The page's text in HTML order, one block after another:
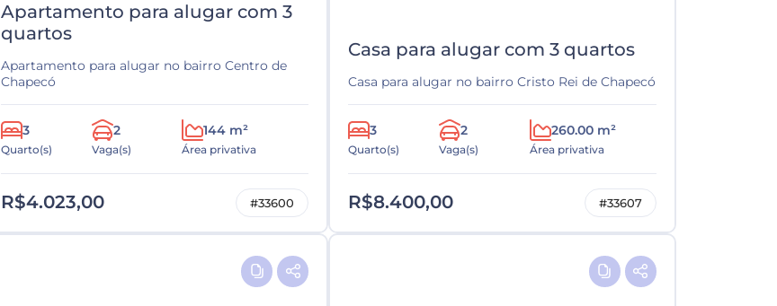
Apartamento para alugar com 3
quartos
Apartamento para alugar no bairro Centro de
Chapecó
3
Quarto(s)
2
Vaga(s)
144 m²
Área privativa
R$4.023,00 #33600
Casa para alugar com 3 quartos
Casa para alugar no bairro Cristo Rei de Chapecó
3
Quarto(s)
2
Vaga(s)
260.00 m²
Área privativa
R$8.400,00 #33607